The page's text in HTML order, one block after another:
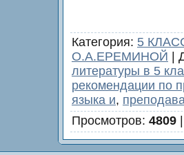
Категория: 5
О.А.ЕРЕМИНОЙ |
литературы в 5
рекомендации по
языка и,
Просмотров: 4809